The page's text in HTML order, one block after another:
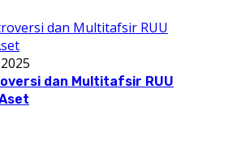
dan Multitafsir RUU